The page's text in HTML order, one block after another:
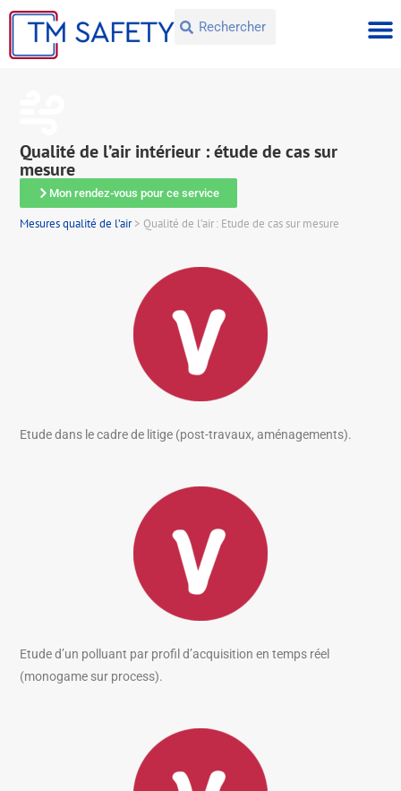
Qualité de l’air intérieur : étude de cas sur
mesure
Mon rendez-vous pour ce service
Mesures qualité de l’air> Qualité de l’air : Etude de cas sur mesure
Etude dans le cadre de litige (post-travaux, aménagements).
Etude d’un polluant par profil d’acquisition en temps réel
(monogame sur process).